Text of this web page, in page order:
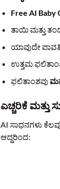
Free AI Baby
ತಾಯಿ ಮತ್ತು
ಯಾವುದೇ
ಉತ್ತಮ
ಫಲಿತಾಂಶವು
ಎಚ್ಚರಿಕೆ ಮತ್ತು
AI ಸಾಧನಗಳು
ಆದ್ದರಿಂದ: